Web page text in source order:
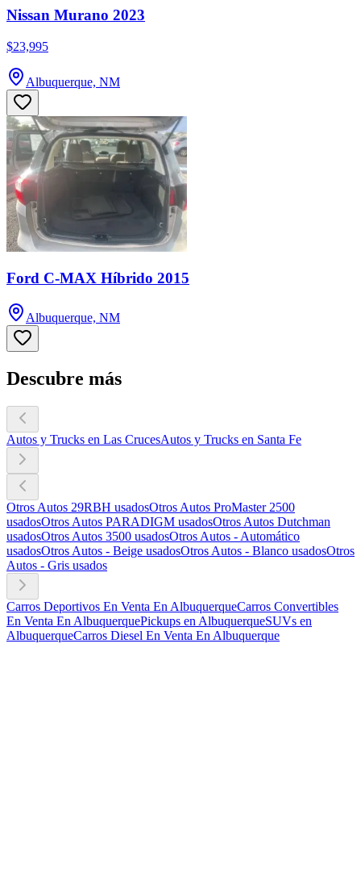
Nissan Murano 2023
$23,995
Albuquerque, NM
Ford C-MAX Híbrido 2015
Albuquerque, NM
Descubre más
Autos y Trucks en Las CrucesAutos y Trucks en Santa Fe
Otros Autos 29RBH usadosOtros Autos ProMaster 2500
usadosOtros Autos PARADIGM usadosOtros Autos Dutchman
usadosOtros Autos 3500 usadosOtros Autos - Automático
usadosOtros Autos - Beige usadosOtros Autos - Blanco usadosOtros
Autos - Gris usados
Carros Deportivos En Venta En AlbuquerqueCarros Convertibles
En Venta En AlbuquerquePickups en AlbuquerqueSUVs en
AlbuquerqueCarros Diesel En Venta En Albuquerque